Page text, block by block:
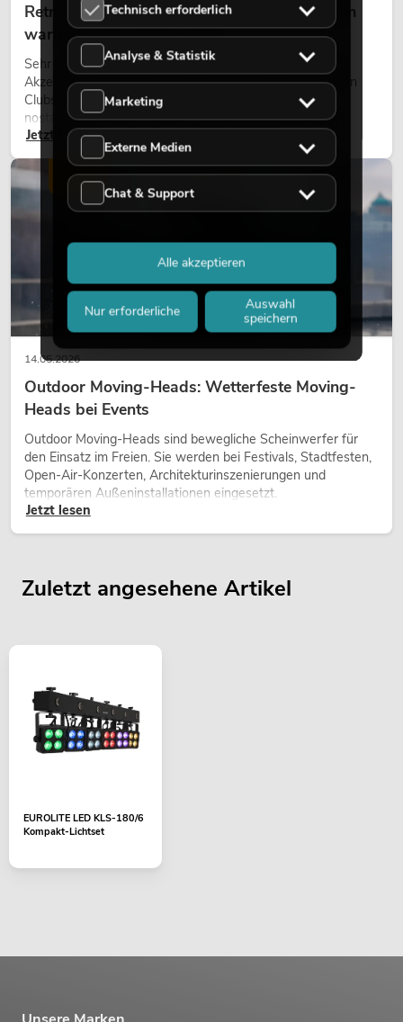
Retro-Licht im modernen Lichtdesign: Warum
warmes Licht wieder wirkt
Sehr warmes Licht, sichtbare Leuchtflächen und farbige
Akzente prägen viele aktuelle Lichtdesigns auf Bühnen, in
Clubs und bei Events. Retro-Licht ist dabei kein rein
nostalgischer Effekt, sondern ein bewusst eingesetztes
Gestaltungsmittel: Es schafft Atmosphäre, gibt Szenen
Charakter und kann technische LED-Setups emotionaler
wirken lassen.
Jetzt lesen
14.05.2026
Outdoor Moving-Heads: Wetterfeste Moving-
Heads bei Events
Outdoor Moving-Heads sind bewegliche Scheinwerfer für
den Einsatz im Freien. Sie werden bei Festivals, Stadtfesten,
Open-Air-Konzerten, Architekturinszenierungen und
temporären Außeninstallationen eingesetzt.
Jetzt lesen
LICHT
Zuletzt angesehene Artikel
EUROLITE LED KLS-180/6
Kompakt-Lichtset
Technisch erforderlich
Analyse & Statistik
Marketing
Externe Medien
Chat & Support
Nur erforderliche
Auswahl
speichern
Alle akzeptieren